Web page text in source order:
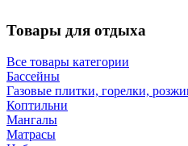
Товары для отдыха
Все товары категории
Бассейны
Газовые плитки, горелки,
Коптильни
Мангалы
Матрасы